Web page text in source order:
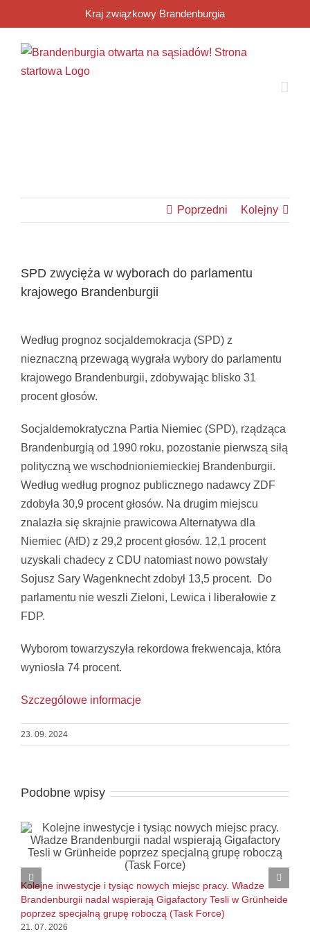
do
zawartości
Kraj związkowy Brandenburgia
Poprzedni Kolejny
SPD zwycięża w wyborach do parlamentu
krajowego Brandenburgii
większy
obrazek
Według prognoz socjaldemokracja (SPD) z
nieznaczną przewagą wygrała wybory do parlamentu
krajowego Brandenburgii, zdobywając blisko 31
procent głosów.
Socjaldemokratyczna Partia Niemiec (SPD), rządząca
Brandenburgią od 1990 roku, pozostanie pierwszą siłą
polityczną we wschodnioniemieckiej Brandenburgii.
Według według prognoz publicznego nadawcy ZDF
zdobyła 30,9 procent głosów. Na drugim miejscu
znalazła się skrajnie prawicowa Alternatywa dla
Niemiec (AfD) z 29,2 procent głosów. 12,1 procent
uzyskali chadecy z CDU natomiast nowo powstały
Sojusz Sary Wagenknecht zdobył 13,5 procent. Do
parlamentu nie weszli Zieloni, Lewica i liberałowie z
FDP.
Wyborom towarzyszyła rekordowa frekwencaja, która
wyniosła 74 procent.
Szczególowe informacje
23. 09. 2024
Podobne wpisy
Kolejne inwestycje i tysiąc nowych miejsc pracy. Władze
Brandenburgii nadal wspierają Gigafactory Tesli w Grünheide
poprzez specjalną grupę roboczą (Task Force)
21. 07. 2026